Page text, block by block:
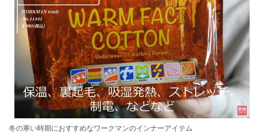
冬の寒い時期におすすめなワークマンのインナーアイテム